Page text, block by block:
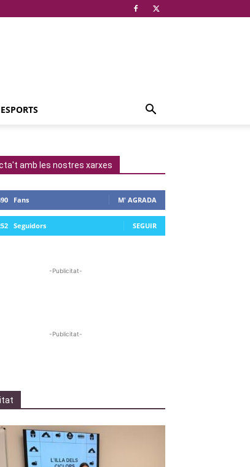
ESPORTS
amb les nostres xarxes
Fans M' AGRADA
Seguidors SEGUIR
-Publicitat-
-Publicitat-